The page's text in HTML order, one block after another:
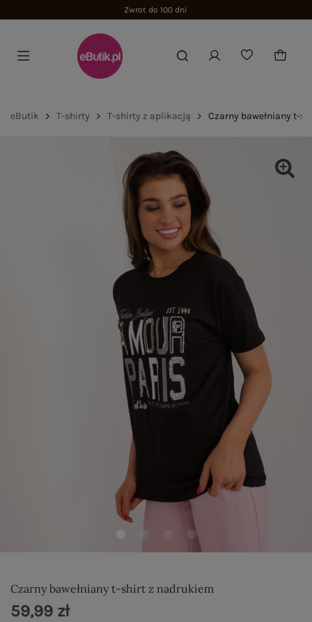
Zwrot do 100 dni
eButik T-shirty T-shirty z aplikacją Czarny bawełniany t-
Czarny bawełniany t-shirt z nadrukiem
59,99 zł